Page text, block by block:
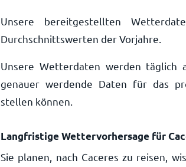
Unsere bereitgestellten
Durchschnittswerten der Vorjahre.
Unsere Wetterdaten werden täglich
genauer werdende Daten für das
stellen können.
Langfristige Wettervorhersage für
Sie planen, nach Caceres zu reisen,